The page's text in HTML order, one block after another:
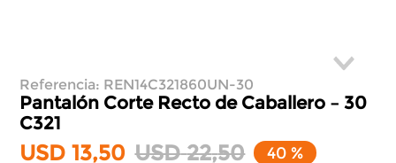
Referencia: REN14C321860UN-30
Pantalón Corte Recto de Caballero – 30
C321
USD 13,50 USD 22,50 40 %